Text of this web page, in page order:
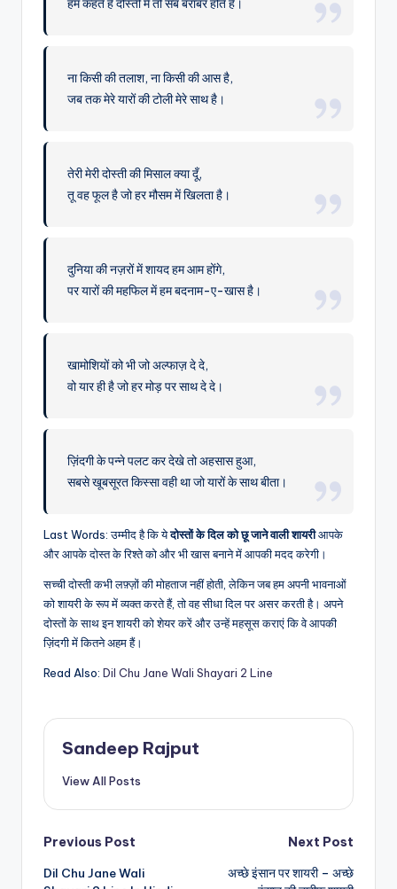
हम कहते हैं दोस्ती में तो सब बराबर होते हैं।
ना किसी की तलाश, ना किसी की आस है,
जब तक मेरे यारों की टोली मेरे साथ है।
तेरी मेरी दोस्ती की मिसाल क्या दूँ,
तू वह फूल है जो हर मौसम में खिलता है।
दुनिया की नज़रों में शायद हम आम होंगे,
पर यारों की महफिल में हम बदनाम-ए-खास है।
खामोशियों को भी जो अल्फाज़ दे दे,
वो यार ही है जो हर मोड़ पर साथ दे दे।
ज़िंदगी के पन्ने पलट कर देखे तो अहसास हुआ,
सबसे खूबसूरत किस्सा वही था जो यारों के साथ बीता।
Last Words: उम्मीद है कि येदोस्तों के दिल को छू जाने वाली शायरीआपके
और आपके दोस्त के रिश्ते को और भी खास बनाने में आपकी मदद करेगी।
सच्ची दोस्ती कभी लफ़्ज़ों की मोहताज नहीं होती, लेकिन जब हम अपनी भावनाओं
को शायरी के रूप में व्यक्त करते हैं, तो वह सीधा दिल पर असर करती है। अपने
दोस्तों के साथ इन शायरी को शेयर करें और उन्हें महसूस कराएं कि वे आपकी
ज़िंदगी में कितने अहम हैं।
Read Also: Dil Chu Jane Wali Shayari 2 Line
Sandeep Rajput
View All Posts
Post
Previous Post
Dil Chu Jane Wali
Next Post
अच्छे इंसान पर शायरी – अच्छे